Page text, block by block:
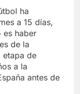
ha
a 15 días,
es haber
de la
etapa de
a la
antes de